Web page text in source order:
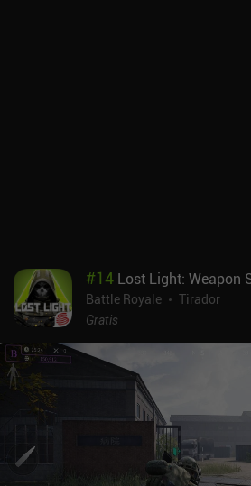
son bastante generosas. En general, el juego ofrece una
experiencia muy familiar para los fans de
nuevos jugadores, sus sistemas y su
demasiado frustrantes.
#14 Lost Light: Weapon
Battle Royale
Tirador
Gratis